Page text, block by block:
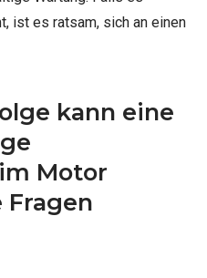
ist es ratsam, sich an einen
kann eine
Motor
Fragen